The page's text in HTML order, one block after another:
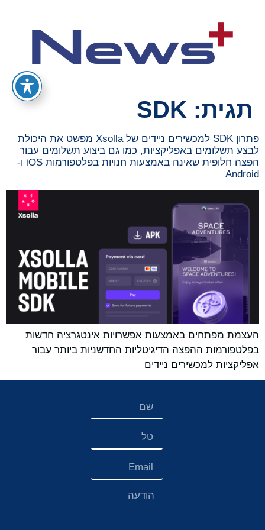
תגית: SDK
פתרון SDK למכשירים ניידים של Xsolla מפשט את היכולת
לבצע תשלומים באפליקציות, כמו גם ביצוע תשלומים עבור
הפצה חלופית שאינה באמצעות חנויות בפלטפורמות iOS ו-
Android
העצמת מפתחים באמצעות אפשרויות אינטגרציה חדשות
בפלטפורמות ההפצה הדיגיטליות החדשניות ביותר עבור
אפליקציות למכשירים ניידים